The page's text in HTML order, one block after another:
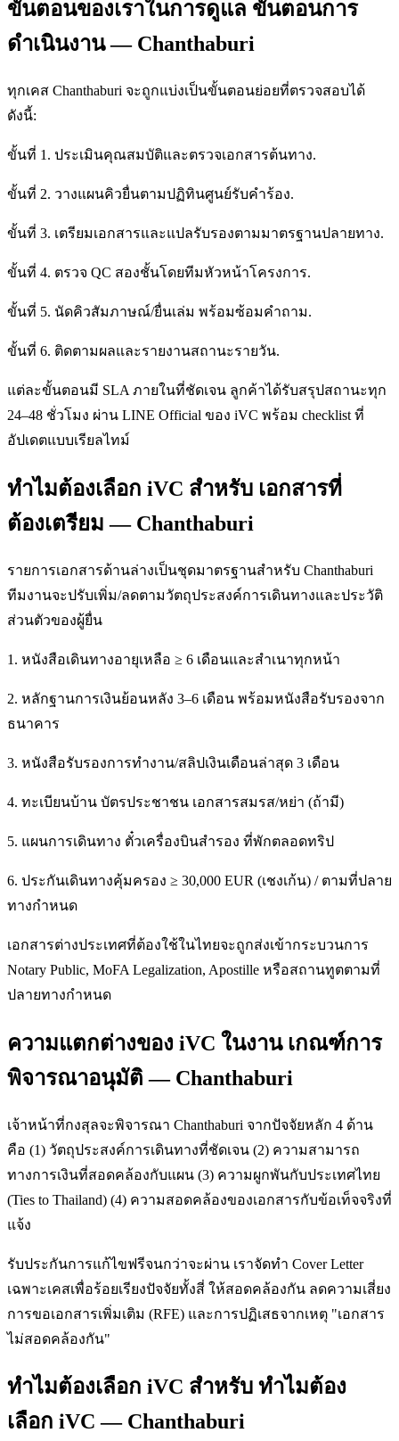
ขั้นตอนของเราในการดูแล ขั้นตอนการ
ดำเนินงาน — Chanthaburi
ทุกเคส Chanthaburi จะถูกแบ่งเป็นขั้นตอนย่อยที่ตรวจสอบได้
ดังนี้:
ขั้นที่ 1. ประเมินคุณสมบัติและตรวจเอกสารต้นทาง.
ขั้นที่ 2. วางแผนคิวยื่นตามปฏิทินศูนย์รับคำร้อง.
ขั้นที่ 3. เตรียมเอกสารและแปลรับรองตามมาตรฐานปลายทาง.
ขั้นที่ 4. ตรวจ QC สองชั้นโดยทีมหัวหน้าโครงการ.
ขั้นที่ 5. นัดคิวสัมภาษณ์/ยื่นเล่ม พร้อมซ้อมคำถาม.
ขั้นที่ 6. ติดตามผลและรายงานสถานะรายวัน.
แต่ละขั้นตอนมี SLA ภายในที่ชัดเจน ลูกค้าได้รับสรุปสถานะทุก
24–48 ชั่วโมง ผ่าน LINE Official ของ iVC พร้อม checklist ที่
อัปเดตแบบเรียลไทม์
ทำไมต้องเลือก iVC สำหรับ เอกสารที่
ต้องเตรียม — Chanthaburi
รายการเอกสารด้านล่างเป็นชุดมาตรฐานสำหรับ Chanthaburi
ทีมงานจะปรับเพิ่ม/ลดตามวัตถุประสงค์การเดินทางและประวัติ
ส่วนตัวของผู้ยื่น
1. หนังสือเดินทางอายุเหลือ ≥ 6 เดือนและสำเนาทุกหน้า
2. หลักฐานการเงินย้อนหลัง 3–6 เดือน พร้อมหนังสือรับรองจาก
ธนาคาร
3. หนังสือรับรองการทำงาน/สลิปเงินเดือนล่าสุด 3 เดือน
4. ทะเบียนบ้าน บัตรประชาชน เอกสารสมรส/หย่า (ถ้ามี)
5. แผนการเดินทาง ตั๋วเครื่องบินสำรอง ที่พักตลอดทริป
6. ประกันเดินทางคุ้มครอง ≥ 30,000 EUR (เชงเก้น) / ตามที่ปลาย
ทางกำหนด
เอกสารต่างประเทศที่ต้องใช้ในไทยจะถูกส่งเข้ากระบวนการ
Notary Public, MoFA Legalization, Apostille หรือสถานทูตตามที่
ปลายทางกำหนด
ความแตกต่างของ iVC ในงาน เกณฑ์การ
พิจารณาอนุมัติ — Chanthaburi
เจ้าหน้าที่กงสุลจะพิจารณา Chanthaburi จากปัจจัยหลัก 4 ด้าน
คือ (1) วัตถุประสงค์การเดินทางที่ชัดเจน (2) ความสามารถ
ทางการเงินที่สอดคล้องกับแผน (3) ความผูกพันกับประเทศไทย
(Ties to Thailand) (4) ความสอดคล้องของเอกสารกับข้อเท็จจริงที่
แจ้ง
รับประกันการแก้ไขฟรีจนกว่าจะผ่าน เราจัดทำ Cover Letter
เฉพาะเคสเพื่อร้อยเรียงปัจจัยทั้งสี่ ให้สอดคล้องกัน ลดความเสี่ยง
การขอเอกสารเพิ่มเติม (RFE) และการปฏิเสธจากเหตุ "เอกสาร
ไม่สอดคล้องกัน"
ทำไมต้องเลือก iVC สำหรับ ทำไมต้อง
เลือก iVC — Chanthaburi